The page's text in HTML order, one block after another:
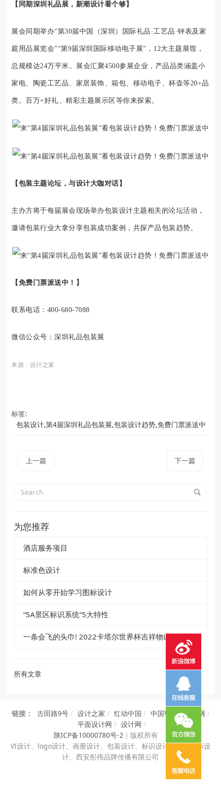
【同期深圳礼品展，新潮设计看个够】
展会同期举办“第30届中国（深圳）国际礼品·工艺品·钟表及家
庭用品展览会”“第9届深圳国际移动电子展”，12大主题展馆，
总规模达24万平米。展会汇聚4500参展企业，产品品类涵盖小
家电、陶瓷工艺品、家居装饰、箱包、移动电子、杯壶等20+品
类。百万+好礼、精彩主题展示区等你来探索。
【包装主题论坛，与设计大咖对话】
主办方将于每届展会现场举办包装设计主题相关的论坛活动，
邀请包装行业大拿分享包装成功案例，共探产品包装趋势。
【免费门票派送中！】
联系电话：400-680-7088
微信公众号：深圳礼品包装展
来源：设计之家
标签:
包装设计,第4届深圳礼品包装展,包装设计趋势,免费门票派送中
上一篇 下一篇
为您推荐
酒店服务项目
标准色设计
如何从零开始学习图标设计
“5A景区标识系统”5大特性
一条会飞的头巾! 2022卡塔尔世界杯吉祥物La’eeb
所有文章
链接： 古田路9号 / 设计之家 / 红动中国 / 中国VI设计知识网 /
平面设计网 / 设计网 /
陕ICP备10000780号-2 ｜ 版权所有
VI设计、 logo设计、画册设计、包装设计、标识设计、展览展示设
计、西安彤伟品牌传播有限公司